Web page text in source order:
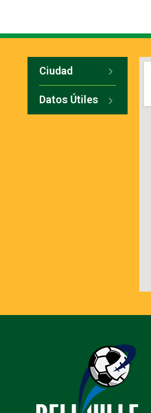
Ciudad
Datos Útiles